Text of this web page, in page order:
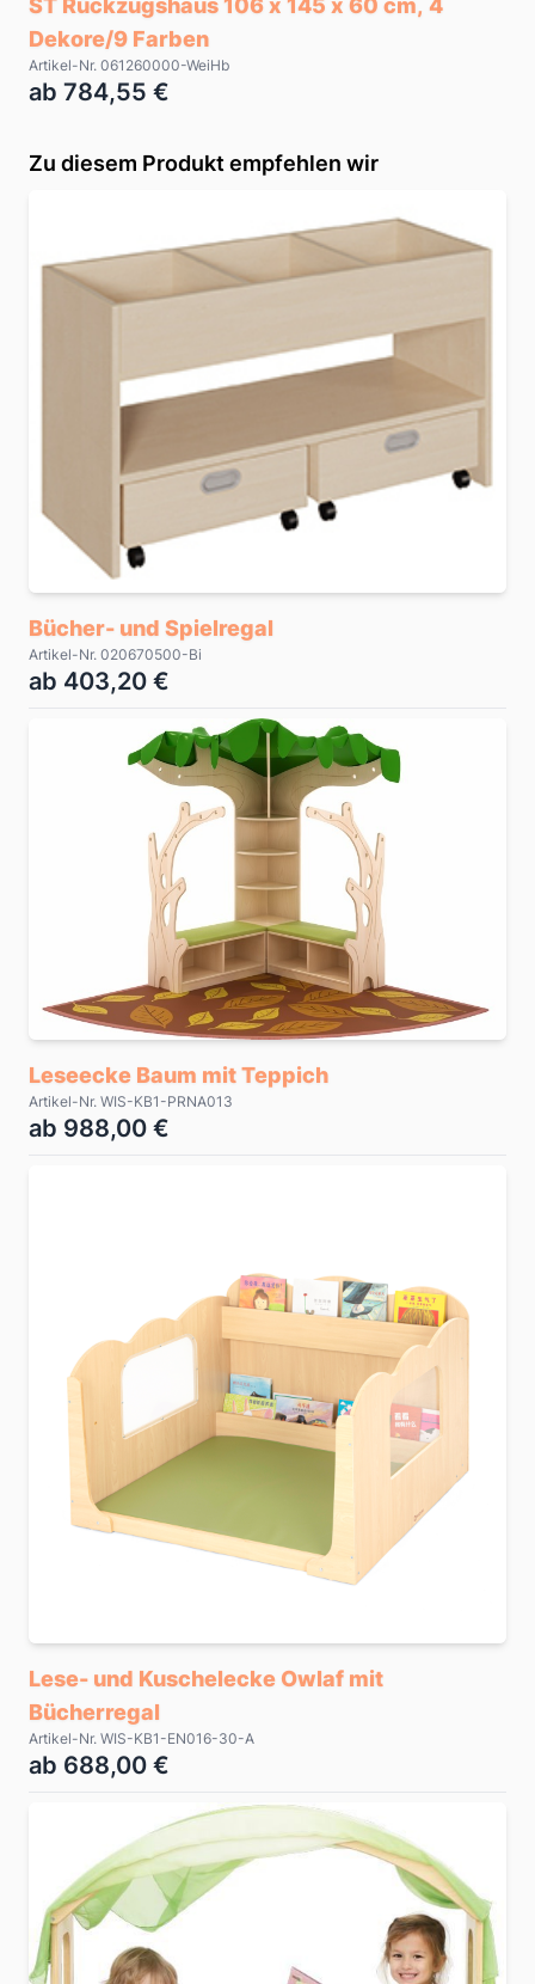
ST Rückzugshaus 106 x 145 x 60 cm, 4
Dekore/9 Farben
Artikel-Nr. 061260000-WeiHb
ab 784,55 €
Zu diesem Produkt empfehlen wir
Bücher- und Spielregal
Artikel-Nr. 020670500-Bi
ab 403,20 €
Leseecke Baum mit Teppich
Artikel-Nr. WIS-KB1-PRNA013
ab 988,00 €
Lese- und Kuschelecke Owlaf mit
Bücherregal
Artikel-Nr. WIS-KB1-EN016-30-A
ab 688,00 €